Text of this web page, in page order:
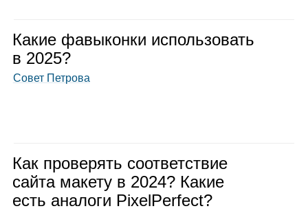
Какие фавы­конки исполь­зо­вать
в 2025?
Совет Петрова
Как про­ве­рять соот­вет­ствие
сайта макету в 2024? Какие
есть ана­логи PixelPerfect?